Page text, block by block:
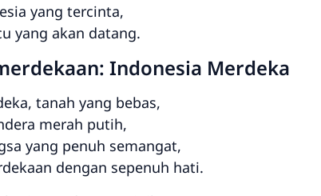
yang tercinta,
yang akan datang.
Indonesia Merdeka
tanah yang bebas,
merah putih,
yang penuh semangat,
dengan sepenuh hati.